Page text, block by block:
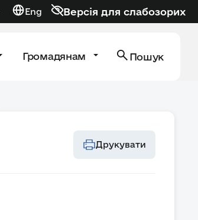
Eng Версія для слабозорих
Громадянам Пошук
Друкувати